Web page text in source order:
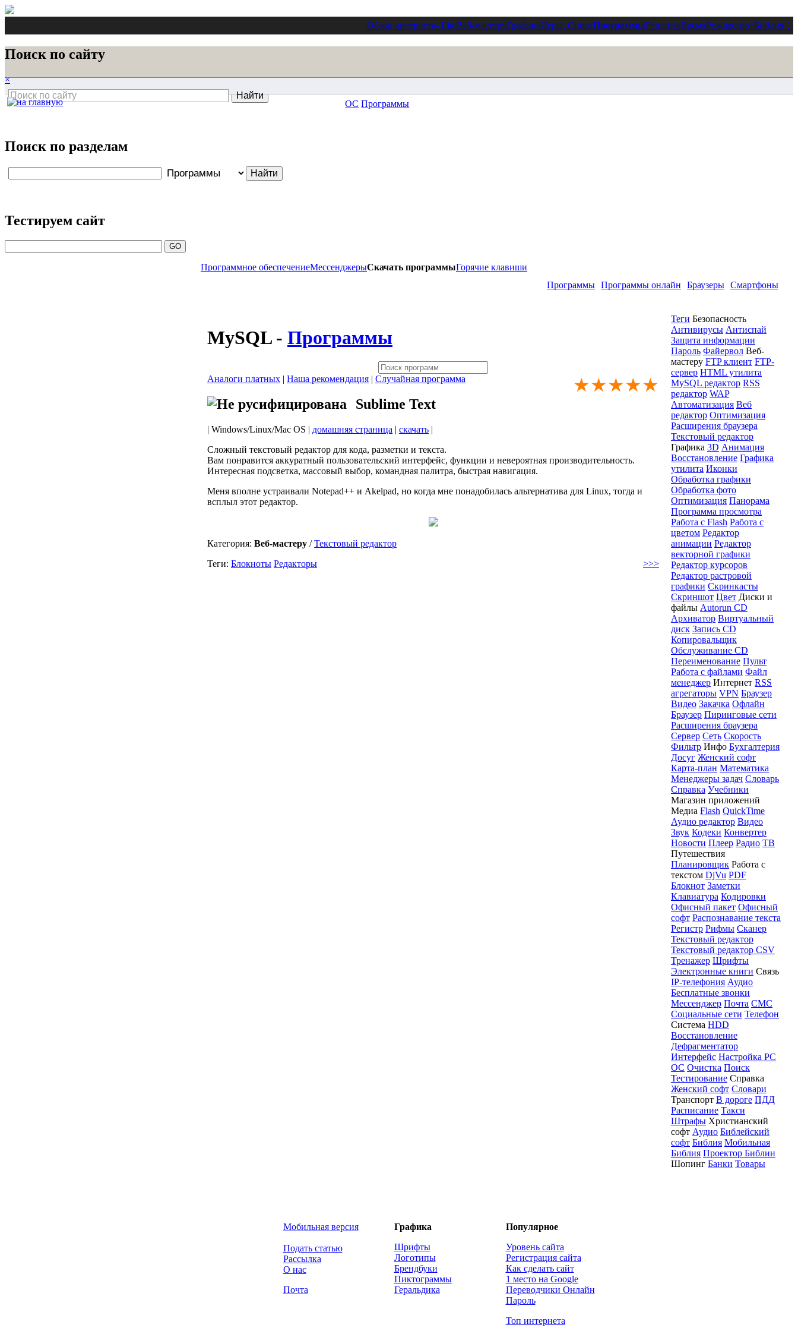
Обзор интернета- LiteВеб-мастеруГрафикаИгры, СпортПрограммыРецептыВремяРождество†Библия ⋮
Поиск по сайту
×
Поиск по разделам
Тестируем сайт
Программы Программы онлайн Браузеры Смартфоны
Программное обеспечениеМессенджерыСкачать программыГорячие клавиши
ОС Программы
MySQL - Программы
Аналоги платных | Наша рекомендация | Случайная программа ★★★★★
Sublime Text
| Windows/Linux/Mac OS | домашняя страница | скачать |
Сложный текстовый редактор для кода, разметки и текста.
Вам понравится аккуратный пользовательский интерфейс, функции и невероятная производительность.
Интересная подсветка, массовый выбор, командная палитра, быстрая навигация.
Меня вполне устраивали Notepad++ и Akelpad, но когда мне понадобилась альтернатива для Linux, тогда и
всплыл этот редактор.
Категория: Веб-мастеру /Текстовый редактор
>>>
Теги: Блокноты Редакторы
Теги Безопасность
Антивирусы Антиспай
Защита информации
Пароль Файервол Веб-
мастеру FTP клиент FTP-
сервер HTML утилита
MySQL редактор RSS
редактор WAP
Автоматизация Веб
редактор Оптимизация
Расширения браузера
Текстовый редактор
Графика 3D Анимация
Восстановление Графика
утилита Иконки
Обработка графики
Обработка фото
Оптимизация Панорама
Программа просмотра
Работа с Flash Работа с
цветом Редактор
анимации Редактор
векторной графики
Редактор курсоров
Редактор растровой
графики Скринкасты
Скриншот Цвет Диски и
файлы Autorun CD
Архиватор Виртуальный
диск Запись CD
Копировальщик
Обслуживание CD
Переименование Пульт
Работа с файлами Файл
менеджер Интернет RSS
агрегаторы VPN Браузер
Видео Закачка Офлайн
Браузер Пиринговые сети
Расширения браузера
Сервер Сеть Скорость
Фильтр Инфо Бухгалтерия
Досуг Женский софт
Карта-план Математика
Менеджеры задач Словарь
Справка Учебники
Магазин приложений
Медиа Flash QuickTime
Аудио редактор Видео
Звук Кодеки Конвертер
Новости Плеер Радио ТВ
Путешествия
Планировщик Работа с
текстом DjVu PDF
Блокнот Заметки
Клавиатура Кодировки
Офисный пакет Офисный
софт Распознавание текста
Регистр Рифмы Сканер
Текстовый редактор
Текстовый редактор CSV
Тренажер Шрифты
Электронные книги Связь
IP-телефония Аудио
Бесплатные звонки
Мессенджер Почта СМС
Социальные сети Телефон
Система HDD
Восстановление
Дефрагментатор
Интерфейс Настройка PC
ОС Очистка Поиск
Тестирование Справка
Женский софт Словари
Транспорт В дороге ПДД
Расписание Такси
Штрафы Христианский
софт Аудио Библейский
софт Библия Мобильная
Библия Проектор Библии
Шопинг Банки Товары
Мобильная версия
Подать статью
Рассылка
О нас
Почта
Графика
Шрифты
Логотипы
Брендбуки
Пиктограммы
Геральдика
Популярное
Уровень сайта
Регистрация сайта
Как сделать сайт
1 место на Google
Переводчики Онлайн
Пароль
Топ интернета